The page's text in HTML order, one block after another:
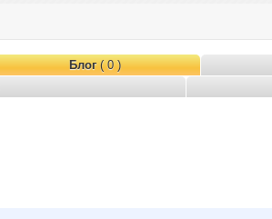
Блог( 0 )